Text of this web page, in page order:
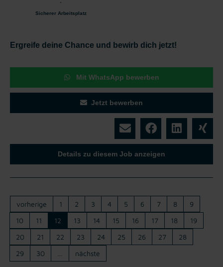
Sicherer Arbeitsplatz
Ergreife deine Chance und bewirb dich jetzt!
Mit WhatsApp bewerben
Jetzt bewerben
Details zu diesem Job anzeigen
vorherige 1 2 3 4 5 6 7 8
9
10
11 12 13 14 15 16 17 18
19
20
21 22 23 24 25 26 27
28
29
30 nächste